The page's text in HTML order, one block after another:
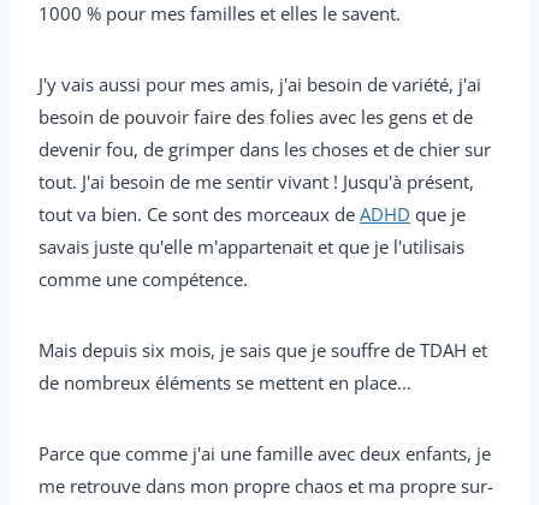
1000 % pour mes familles et elles le savent.
J'y vais aussi pour mes amis, j'ai besoin de variété, j'ai
besoin de pouvoir faire des folies avec les gens et de
devenir fou, de grimper dans les choses et de chier sur
tout. J'ai besoin de me sentir vivant ! Jusqu'à présent,
tout va bien. Ce sont des morceaux de ADHD que je
savais juste qu'elle m'appartenait et que je l'utilisais
comme une compétence.
Mais depuis six mois, je sais que je souffre de TDAH et
de nombreux éléments se mettent en place...
Parce que comme j'ai une famille avec deux enfants, je
me retrouve dans mon propre chaos et ma propre sur-